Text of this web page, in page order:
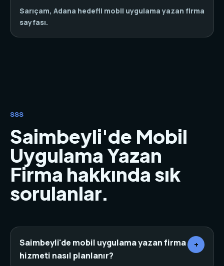
Sarıçam, Adana hedefli mobil uygulama yazan firma
sayfası.
SSS
Saimbeyli'de Mobil
Uygulama Yazan
Firma hakkında sık
sorulanlar.
Saimbeyli'de mobil uygulama yazan firma
hizmeti nasıl planlanır?
+